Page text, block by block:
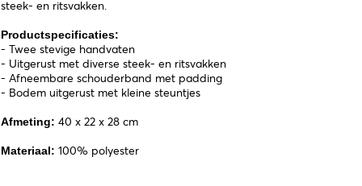
steek- en ritsvakken.
Productspecificaties:
- Twee stevige handvaten
- Uitgerust met diverse steek- en ritsvakken
- Afneembare schouderband met padding
- Bodem uitgerust met kleine steuntjes
Afmeting: 40 x 22 x 28 cm
Materiaal: 100% polyester